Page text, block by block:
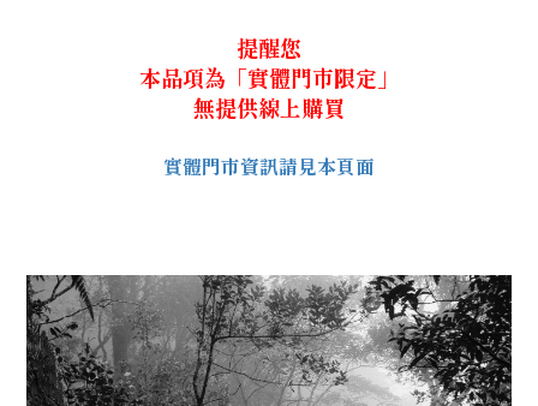
提醒您
本品項為「實體門市限定」
無提供線上購買
實體門市資訊請見本頁面